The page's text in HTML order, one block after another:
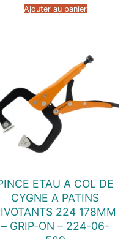
Ajouter au panier
ETAU A COL DE
CYGNE A PATINS
224 178MM
– GRIP-ON – 224-06-